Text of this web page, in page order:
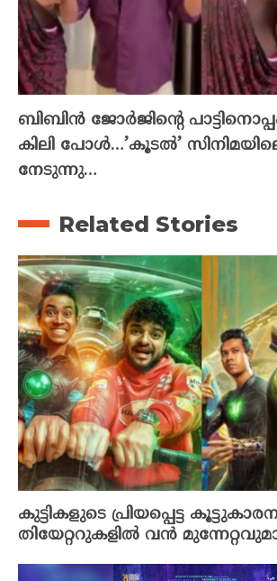
ബിബിൻ ജോർജിന്റെ
കിലി പോൾ…’കൂടൽ’
നേടുന്നു…
Related Stories
കുട്ടികളുടെ പ്രിയപ്പെട്ട
തിയേറ്ററുകളിൽ വൻ